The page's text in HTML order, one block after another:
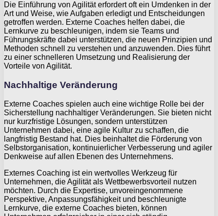
Die Einführung von Agilität erfordert oft ein Umdenken in der
Art und Weise, wie Aufgaben erledigt und Entscheidungen
getroffen werden. Externe Coaches helfen dabei, die
Lernkurve zu beschleunigen, indem sie Teams und
Führungskräfte dabei unterstützen, die neuen Prinzipien und
Methoden schnell zu verstehen und anzuwenden. Dies führt
zu einer schnelleren Umsetzung und Realisierung der
Vorteile von Agilität.
Nachhaltige Veränderung
Externe Coaches spielen auch eine wichtige Rolle bei der
Sicherstellung nachhaltiger Veränderungen. Sie bieten nicht
nur kurzfristige Lösungen, sondern unterstützen
Unternehmen dabei, eine agile Kultur zu schaffen, die
langfristig Bestand hat. Dies beinhaltet die Förderung von
Selbstorganisation, kontinuierlicher Verbesserung und agiler
Denkweise auf allen Ebenen des Unternehmens.
Externes Coaching ist ein wertvolles Werkzeug für
Unternehmen, die Agilität als Wettbewerbsvorteil nutzen
möchten. Durch die Expertise, unvoreingenommene
Perspektive, Anpassungsfähigkeit und beschleunigte
Lernkurve, die externe Coaches bieten, können